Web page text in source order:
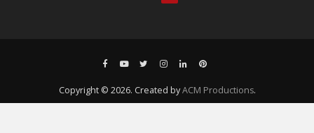
Copyright © 2026. Created byACM Productions.